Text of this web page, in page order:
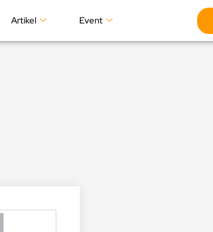
Artikel Event